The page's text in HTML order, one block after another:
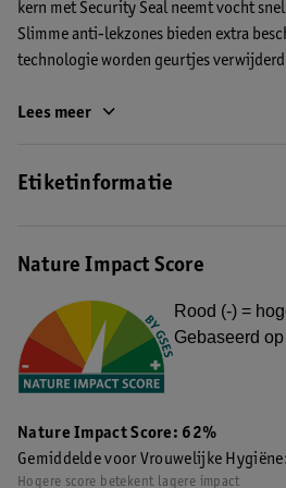
kern met Security Seal neemt vocht
Slimme anti-lekzones bieden extra
technologie worden geurtjes
De brede hechtstrip en flexibele
Lees meer
Etiketinformatie
Nature Impact Score
Rood (-) =
Gebaseerd
Nature Impact Score: 62%
Gemiddelde voor Vrouwelijke
Hogere score betekent lagere impact